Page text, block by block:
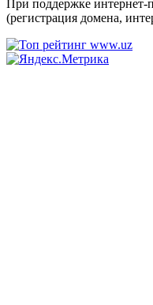
При поддержке интернет-
(регистрация домена,